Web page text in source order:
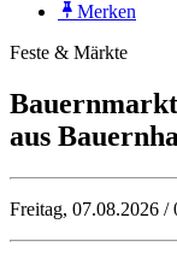
Merken
Feste & Märkte
aus
Freitag, 07.08.2026